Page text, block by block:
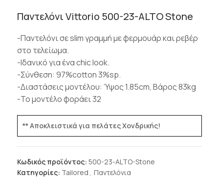
Παντελόνι Vittorio 500-23-ALTO Stone
-Παντελόνι σε slim γραμμή με φερμουάρ και ρεβέρ
στο τελείωμα.
-Ιδανικό για ένα chic look.
-Σύνθεση: 97%cotton 3%sp.
-Διαστάσεις μοντέλου: Ύψος 1.85cm, Βάρος 83kg
-Το μοντέλο φοράει 32
** Αποκλειστικά για πελάτες Χονδρικής!
Κωδικός προϊόντος: 500-23-ALTO-Stone
Κατηγορίες: Tailored , Παντελόνια